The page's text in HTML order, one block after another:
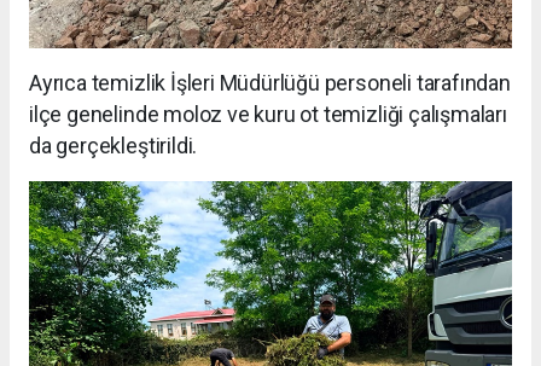
Ayrıca temizlik İşleri Müdürlüğü personeli tarafından
ilçe genelinde moloz ve kuru ot temizliği çalışmaları
da gerçekleştirildi.